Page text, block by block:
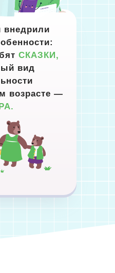
СКАЗКИ,
вид
возрасте —